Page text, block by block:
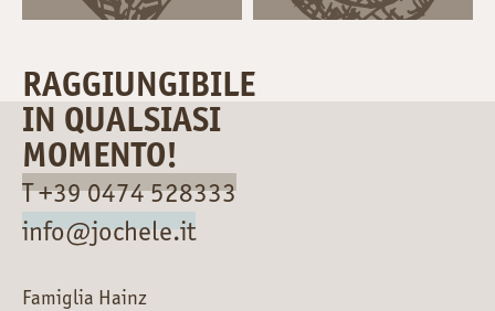
RAGGIUNGIBILE
IN QUALSIASI
MOMENTO!
T +39 0474 528333
info@jochele.it
Famiglia Hainz